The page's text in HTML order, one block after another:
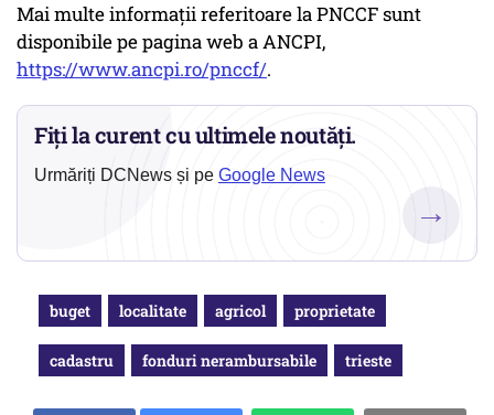
Mai multe informații referitoare la PNCCF sunt
disponibile pe pagina web a ANCPI,
https://www.ancpi.ro/pnccf/.
Fiți la curent cu ultimele noutăți.
Urmăriți DCNews și pe Google News
→
buget localitate agricol proprietate
cadastru fonduri nerambursabile trieste